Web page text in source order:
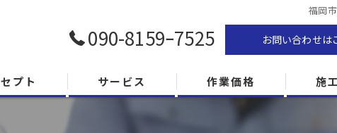
福岡
090-8159ｰ7525 お問い合わせは
プト サービス 作業価格 施